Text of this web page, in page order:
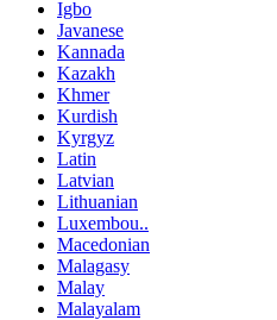
Igbo
Javanese
Kannada
Kazakh
Khmer
Kurdish
Kyrgyz
Latin
Latvian
Lithuanian
Luxembou..
Macedonian
Malagasy
Malay
Malayalam